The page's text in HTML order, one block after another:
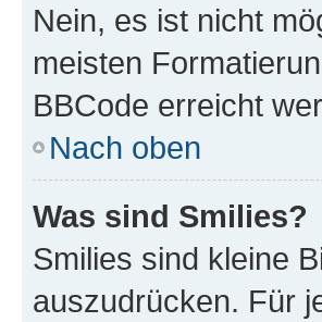
Nein, es ist nicht
meisten
BBCode erreicht
Nach oben
Was sind Smilies?
Smilies sind kleine
auszudrücken. Für